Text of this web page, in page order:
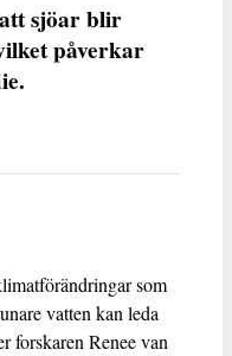
sjöar blir
påverkar
som
vatten kan leda
forskaren Renee van